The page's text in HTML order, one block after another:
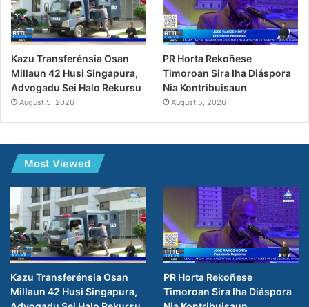
Kazu Transferénsia Osan
Millaun 42 Husi Singapura,
Advogadu Sei Halo Rekursu
August 5, 2026
PR Horta Rekoñese
Timoroan Sira Iha Diáspora
Nia Kontribuisaun
August 5, 2026
Most Viewed
Kazu Transferénsia Osan
Millaun 42 Husi Singapura,
PR Horta Rekoñese
Timoroan Sira Iha Diáspora